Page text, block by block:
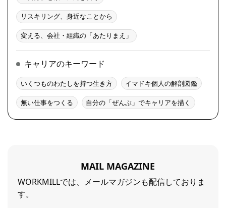
リスキリング、身近なことから
変える、会社・組織の「あたりまえ」
キャリアのキーワード
いくつものわたしを持つ生き方 イマドキ個人の解剖図鑑
無い仕事をつくる 自分の「ぜんぶ」でキャリアを描く
MAIL MAGAZINE
WORKMILLでは、メールマガジンも配信しておりま
す。